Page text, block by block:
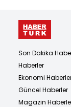
Son Dakika
Haberler
Ekonomi
Güncel Haberler
Magazin